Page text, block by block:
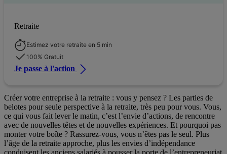
Retraite
Estimez votre retraite en 5 min
100% Gratuit
Je passe à l'action
Créer votre entreprise à la retraite : vous y pensez ? Les parties de
belotes pour seule perspective à la retraite, très peu pour vous. Vous,
ce qui vous fait lever le matin, c’est l’envie d’actions, de rencontre
avec de nouvelles têtes et de nouvelles expériences. Et pourquoi pas
monter votre boîte ? Rassurez-vous, vous n’êtes pas le seul. Plus
l’âge de la retraite approche, plus les envies d’indépendance
conduisent les anciens salariés à pousser la porte de l’entrepreneuriat